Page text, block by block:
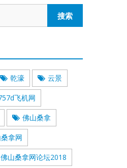
乾濠 云景
飞机网
佛山桑拿
拿网
佛山桑拿网论坛2018